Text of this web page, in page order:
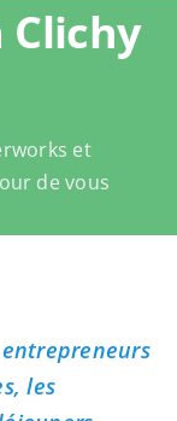
et
de vous
les